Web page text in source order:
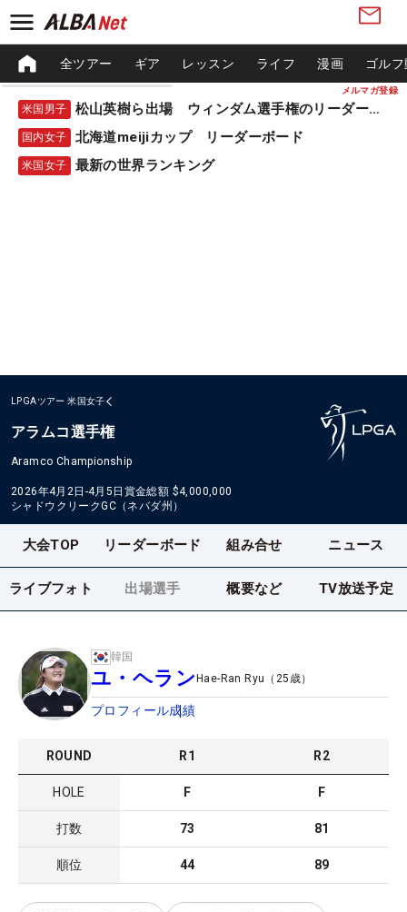
メルマガ登録
全ツアー ギア レッスン ライフ 漫画 ゴル
米国男子 松山英樹ら出場 ウィンダム選手権のリーダーボード
国内女子 北海道meijiカップ リーダーボード
米国女子 最新の世界ランキング
LPGAツアー 米国女子
アラムコ選手権
Aramco Championship
2026年4月2日-4月5日 賞金総額 $4,000,000
シャドウクリークGC（ネバダ州）
大会TOP リーダーボード 組み合せ ニュース
ライブフォト 出場選手 概要など TV放送予定
韓国
ユ・ヘランHae-Ran Ryu （ 25 歳）
プロフィール成績
ROUND R1 R2
HOLE F F
打数 73 81
順位 44 89